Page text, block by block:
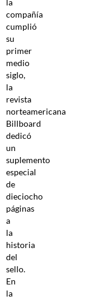
compañía
cumplió
su
primer
medio
siglo,
la
revista
norteamericana
Billboard
dedicó
un
suplemento
especial
de
dieciocho
páginas
a
la
historia
del
sello.
En
la